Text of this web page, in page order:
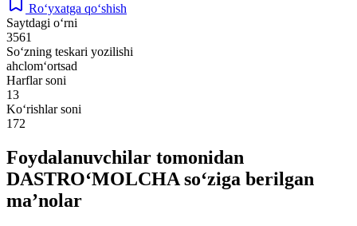
Ro‘yxatga qo‘shish
Saytdagi o‘rni
3561
So‘zning teskari yozilishi
ahclom‘ortsad
Harflar soni
13
Ko‘rishlar soni
172
Foydalanuvchilar tomonidan
DASTRO‘MOLCHA so‘ziga berilgan
ma’nolar